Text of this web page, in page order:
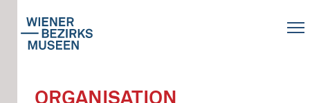
ORGANISATION